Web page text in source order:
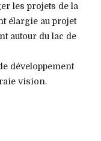
les projets de la
élargie au projet
autour du lac de
développement
vision.